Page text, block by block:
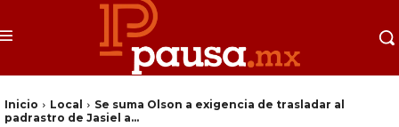
Inicio Local
Se suma Olson a exigencia de trasladar al
padrastro de Jasiel a...